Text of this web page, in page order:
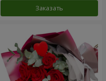
Заказать